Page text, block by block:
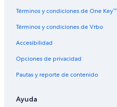
Términos y condiciones de One Key™
Términos y condiciones de Vrbo
Accesibilidad
Opciones de privacidad
Pautas y reporte de contenido
Ayuda